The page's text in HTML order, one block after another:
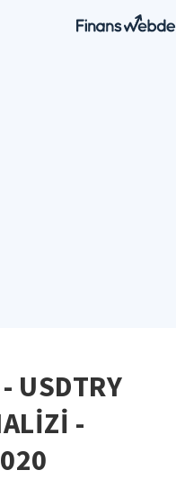
USDTRY
-